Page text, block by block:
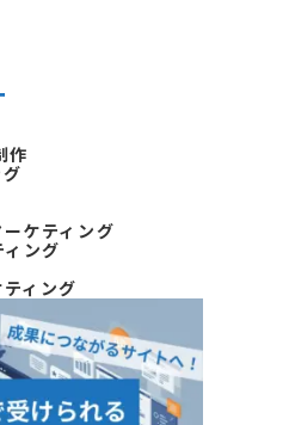
作
ケティング
ング
ィング